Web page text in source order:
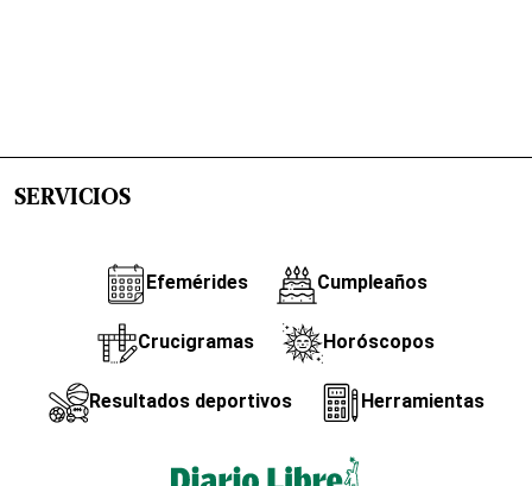
SERVICIOS
Efemérides Cumpleaños
Crucigramas Horóscopos
Resultados deportivos Herramientas